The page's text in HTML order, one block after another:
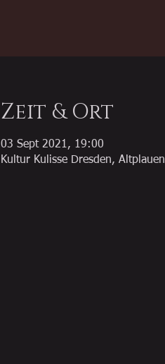
Zeit & Ort
03 Sept 2021, 19:00
Kultur Kulisse Dresden,